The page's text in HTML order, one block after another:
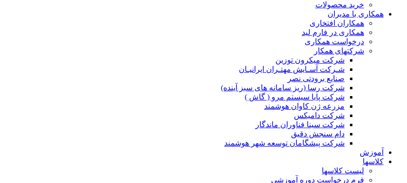
خرید محصولات
همکاری با مدیران
همکاران افتخاری
همکاری در فارم لید
درخواست همکاری
شرکتهای همکار
شرکت میکرون توزین
شـرکت آسـایش مهتـران ایرانیـان
صنایع برودتی نصر
شرکت رسا (ریز سامانه های سبز آینده)
شرکت پایا سیستم مرو ( گاش )
مزرعه ژن کاوان هوشمند
شرکت دامیکس
شرکت سینا فناوران ماندگار
دام سنجش دقیق
شرکت پیشگامان توسعه شهر هوشمند
آموزش
کلاسها
لیست کلاسها
فرم درخواست دوره آموزشی